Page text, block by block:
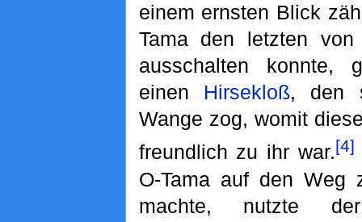
einem ernsten Blick
Tama den letzten von
ausschalten konnte,
einen Hirsekloß, den
Wange zog, womit
freundlich zu ihr war.[4]
O-Tama auf den Weg
machte, nutzte der